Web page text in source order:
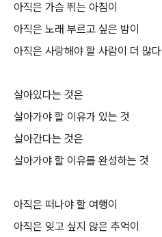
아직은 가슴 뛰는 아침이
아직은 노래 부르고 싶은 밤이
아직은 사랑해야 할 사람이 더 많다
살아있다는 것은
살아가야 할 이유가 있는 것
살아간다는 것은
살아가야 할 이유를 완성하는 것
아직은 떠나야 할 여행이
아직은 잊고 싶지 않은 추억이